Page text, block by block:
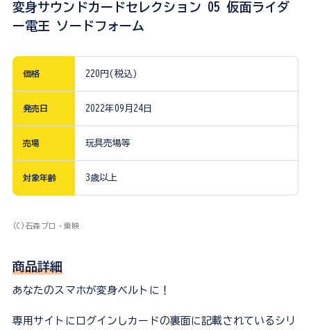
変身サウンドカードセレクション 05 仮面ライダ
ー電王 ソードフォーム
価格 220円(税込)
発売日 2022年09月24日
売場 玩具売場等
対象年齢 3歳以上
(C)石森プロ・東映
商品詳細
あなたのスマホが変身ベルトに！
専用サイトにログインしカードの裏面に記載されているシリ